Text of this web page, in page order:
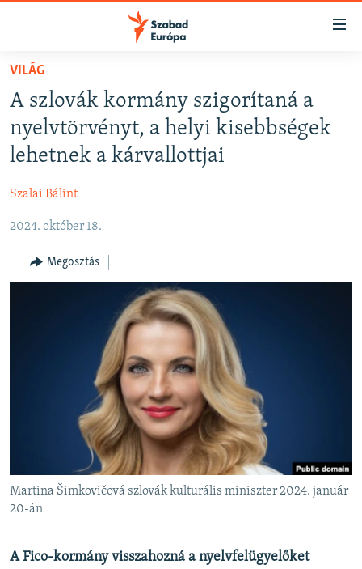
Akadálymentes
Ugrás
fő
oldalra
Ugrás
tartalomjegyzékre
NAPIRENDEN
AKTUÁLIS
PODCASTOK
ELEMZŐ
NER15
SZABADON
A PÉNZ NYOMÁBAN
EURÓPAI UNIÓ
KLÍMAVÁLTOZÁS
A MÚLT TANULSÁGAI
KÖVESSEN MINKET!
VILÁG
A szlovák kormány szigorítaná a
nyelvtörvényt, a helyi kisebbségek
lehetnek a kárvallottjai
Szalai Bálint
2024. október 18.
Megosztás
Martina Šimkovičová szlovák kulturális miniszter 2024. január
20-án
A Fico-kormány visszahozná a nyelvfelügyelőket
FELIRATKOZÁS